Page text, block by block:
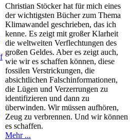
Christian Stöcker hat für mich eines
der wichtigsten Bücher zum Thema
Klimawandel geschrieben, das ich
kenne. Es zeigt mit großer Klarheit
die weltweiten Verflechtungen des
großen Geldes. Aber es zeigt auch,
wie wir es schaffen können, diese
fossilen Verstrickungen, die
absichtlichen Falschinformationen,
die Lügen und Verzerrungen zu
identifizieren und dann zu
überwinden. Wir müssen aufhören,
Zeug zu verbrennen. Und wir können
es schaffen.
Mehr ...